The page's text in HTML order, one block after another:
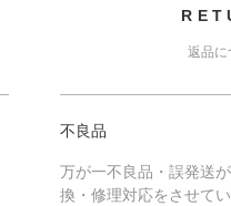
返品に
不良品
万が一不良品・誤発送
換・修理対応をさせてい